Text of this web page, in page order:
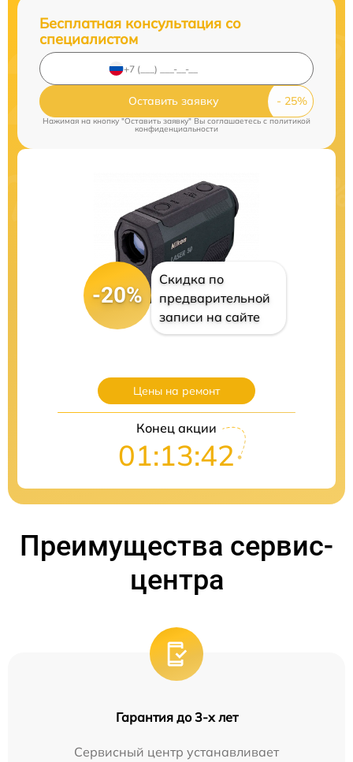
Бесплатная консультация со
специалистом
Оставить заявку
Нажимая на кнопку "Оставить заявку" Вы соглашаетесь cполитикой
конфиденциальности
-20%
Скидка по
предварительной
записи на сайте
Цены на ремонт
Конец акции
01:13:41
Преимущества сервис-
центра
Гарантия до 3-х лет
Сервисный центр устанавливает